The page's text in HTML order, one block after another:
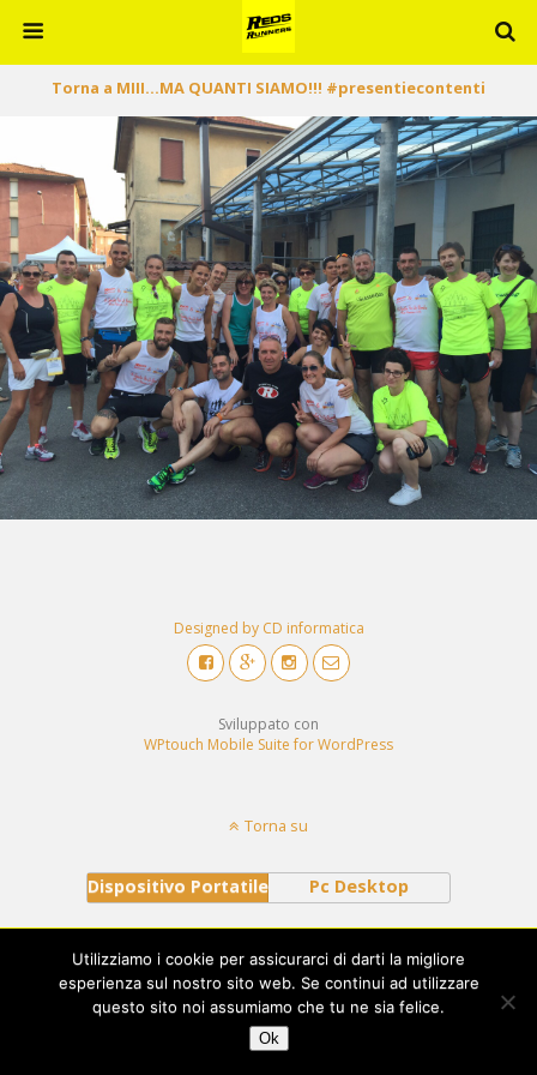
Torna a MIII…MA QUANTI SIAMO!!! #presentiecontenti
Designed by CD informatica
Sviluppato con
WPtouch Mobile Suite for WordPress
Utilizziamo i cookie per assicurarci di darti la migliore
esperienza sul nostro sito web. Se continui ad utilizzare
questo sito noi assumiamo che tu ne sia felice.
Ok
Torna su
Dispositivo Portatile Pc Desktop